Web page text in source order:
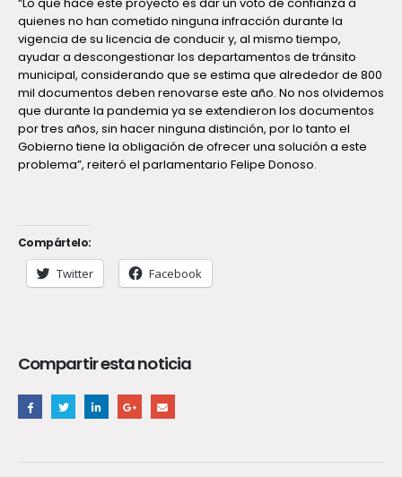
quienes no han cometido ninguna infracción durante la
vigencia de su licencia de conducir y, al mismo tiempo,
ayudar a descongestionar los departamentos de tránsito
municipal, considerando que se estima que alrededor de 800
mil documentos deben renovarse este año. No nos olvidemos
que durante la pandemia ya se extendieron los documentos
por tres años, sin hacer ninguna distinción, por lo tanto el
Gobierno tiene la obligación de ofrecer una solución a este
problema”, reiteró el parlamentario Felipe Donoso.
Compártelo:
Twitter Facebook
Compartir esta noticia